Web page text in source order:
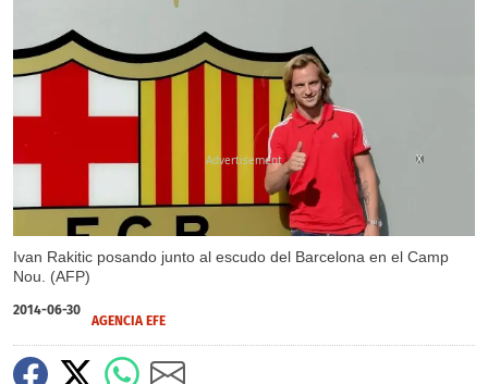
Ivan Rakitic posando junto al escudo del Barcelona en el Camp
Nou. (AFP)
X
2014-06-30
AGENCIA EFE